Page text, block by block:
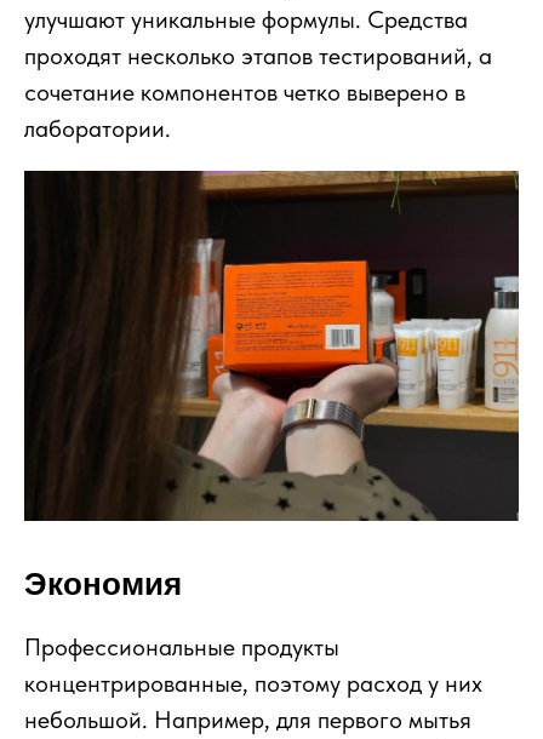
улучшают уникальные формулы. Средства
проходят несколько этапов тестирований, а
сочетание компонентов четко выверено в
лаборатории.
Экономия
Профессиональные продукты
концентрированные, поэтому расход у них
небольшой. Например, для первого мытья